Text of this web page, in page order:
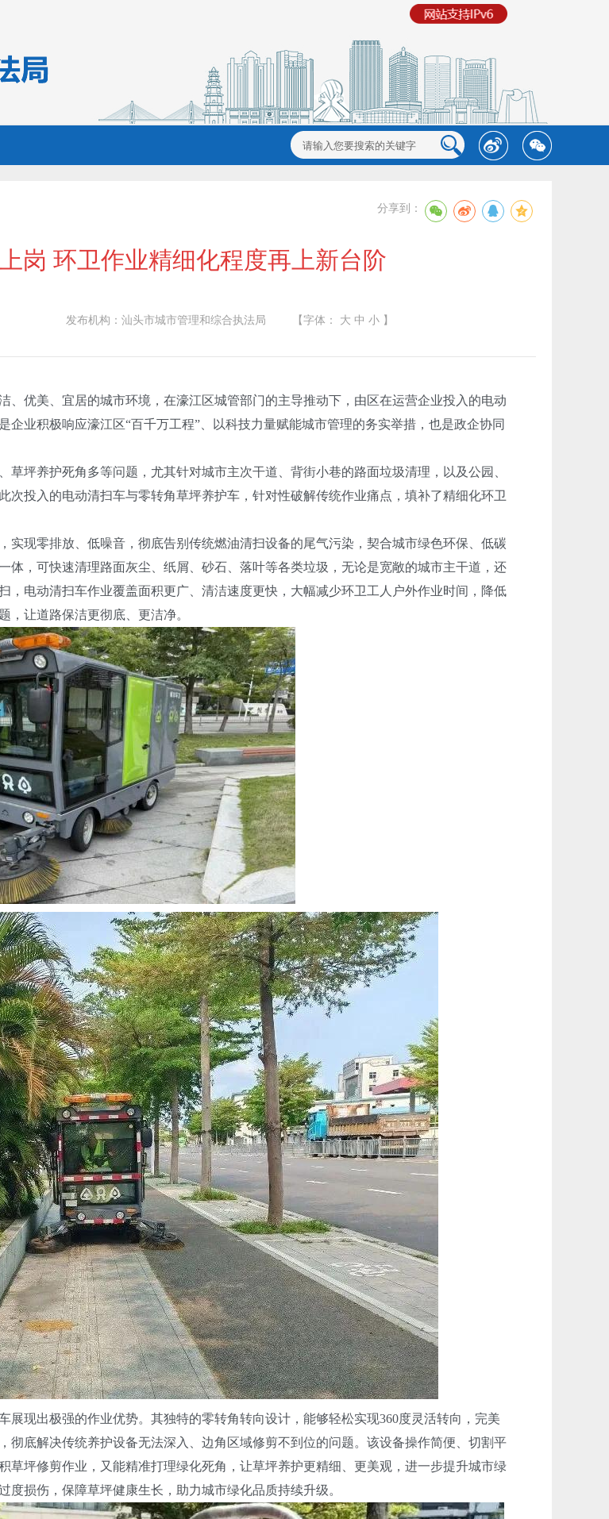
分享到：
岗 环卫作业精细化程度再上新台阶
发布机构：汕头市城市管理和综合执法局 【字体： 大 中 小 】
优美、宜居的城市环境，在濠江区城管部门的主导推动下，由区在运营企业投入的电动
业积极响应濠江区“百千万工程”、以科技力量赋能城市管理的务实举措，也是政企协同
养护死角多等问题，尤其针对城市主次干道、背街小巷的路面垃圾清理，以及公园、
次投入的电动清扫车与零转角草坪养护车，针对性破解传统作业痛点，填补了精细化环卫
现零排放、低噪音，彻底告别传统燃油清扫设备的尾气污染，契合城市绿色环保、低碳
体，可快速清理路面灰尘、纸屑、砂石、落叶等各类垃圾，无论是宽敞的城市主干道，还
，电动清扫车作业覆盖面积更广、清洁速度更快，大幅减少环卫工人户外作业时间，降低
，让道路保洁更彻底、更洁净。
现出极强的作业优势。其独特的零转角转向设计，能够轻松实现360度灵活转向，完美
彻底解决传统养护设备无法深入、边角区域修剪不到位的问题。该设备操作简便、切割平
草坪修剪作业，又能精准打理绿化死角，让草坪养护更精细、更美观，进一步提升城市绿
损伤，保障草坪健康生长，助力城市绿化品质持续升级。